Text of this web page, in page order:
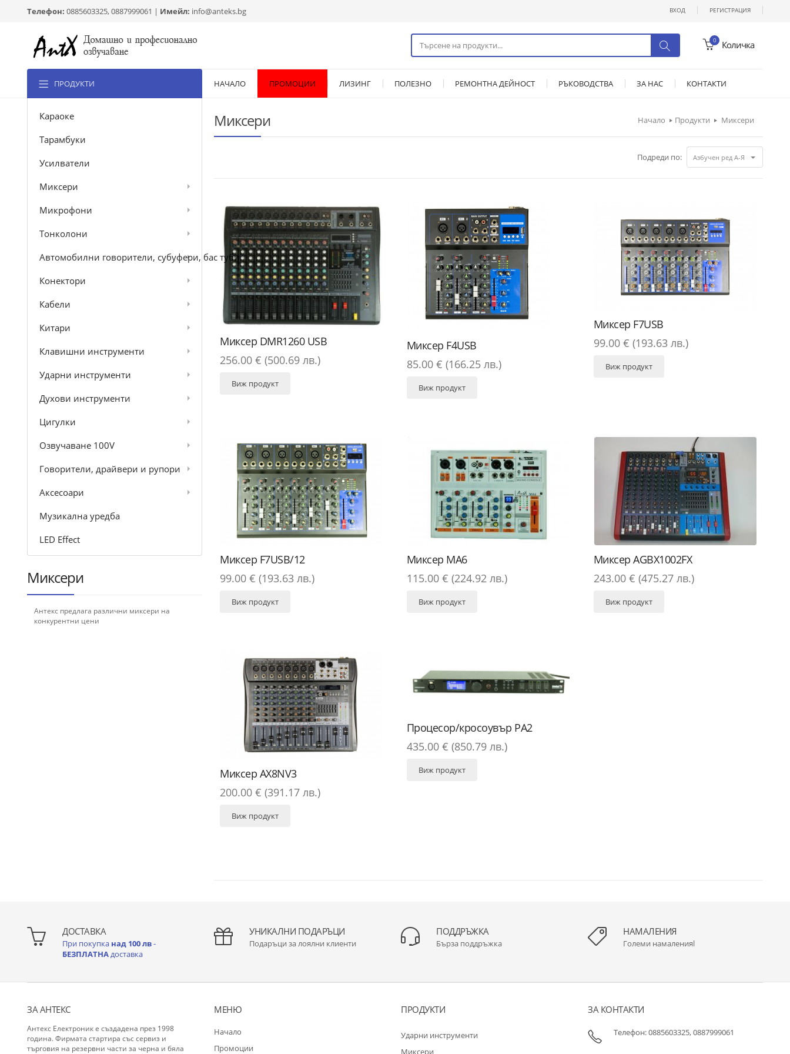
Телефон: 0885603325, 0887999061 | Имейл: info@anteks.bg ВХОД РЕГИСТРАЦИЯ
0 Количка
ПРОДУКТИ
Караоке
Тарамбуки
Усилватели
Миксери
Микрофони
Тонколони
Автомобилни говорители, субуфери, бас туби
Конектори
Кабели
Китари
Клавишни инструменти
Ударни инструменти
Духови инструменти
Цигулки
Озвучаване 100V
Говорители, драйвери и рупори
Аксесоари
Музикална уредба
LED Effect
НАЧАЛО ПРОМОЦИИ ЛИЗИНГ ПОЛЕЗНО РЕМОНТНА ДЕЙНОСТ РЪКОВОДСТВА ЗА НАС КОНТАКТИ
Миксери Начало Продукти Миксери
Подреди по: Азбучен ред А-Я
Миксер DMR1260 USB
256.00 € (500.69 лв.)
Виж продукт
Миксер F4USB
85.00 € (166.25 лв.)
Виж продукт
Миксер F7USB
99.00 € (193.63 лв.)
Виж продукт
Миксер F7USB/12
99.00 € (193.63 лв.)
Виж продукт
Миксер MA6
115.00 € (224.92 лв.)
Виж продукт
Миксер АGBX1002FX
243.00 € (475.27 лв.)
Виж продукт
Миксер АX8NV3
200.00 € (391.17 лв.)
Виж продукт
Процесор/кросоувър PA2
435.00 € (850.79 лв.)
Виж продукт
Миксери
Антекс предлага различни миксери на
конкурентни цени
ДОСТАВКА
При покупка над 100 лв-
БЕЗПЛАТНАдоставка
УНИКАЛНИ ПОДАРЪЦИ
Подаръци за лоялни клиенти
ПОДДРЪЖКА
Бърза поддръжка
НАМАЛЕНИЯ
Големи намаленияl
ЗА АНТЕКС
Антекс Електроник е създадена през 1998
година. Фирмата стартира със сервиз и
търговия на резервни части за черна и бяла
МЕНЮ
Начало
Промоции
ПРОДУКТИ
Ударни инструменти
Миксери
ЗА КОНТАКТИ
Телефон: 0885603325, 0887999061